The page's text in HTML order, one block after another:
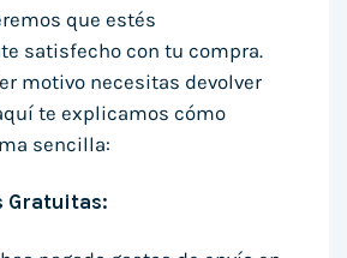
que estés
satisfecho con tu compra.
motivo necesitas devolver
te explicamos cómo
sencilla:
Gratuitas: